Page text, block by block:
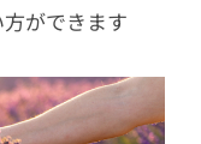
ができます